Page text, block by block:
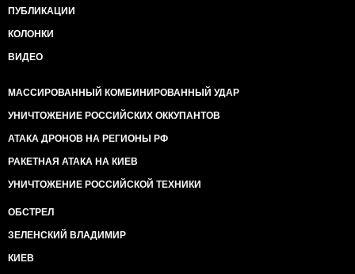
ПУБЛИКАЦИИ
КОЛОНКИ
ВИДЕО
МАССИРОВАННЫЙ КОМБИНИРОВАННЫЙ УДАР
УНИЧТОЖЕНИЕ РОССИЙСКИХ ОККУПАНТОВ
АТАКА ДРОНОВ НА РЕГИОНЫ РФ
РАКЕТНАЯ АТАКА НА КИЕВ
УНИЧТОЖЕНИЕ РОССИЙСКОЙ ТЕХНИКИ
ОБСТРЕЛ
ЗЕЛЕНСКИЙ ВЛАДИМИР
КИЕВ